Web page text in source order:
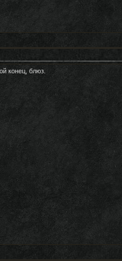
конец, блюз.